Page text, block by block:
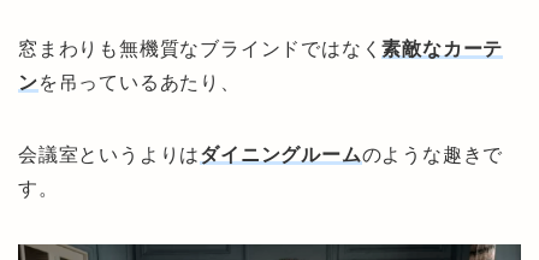
窓まわりも無機質なブラインドではなく素敵なカーテ
ンを吊っているあたり、
会議室というよりはダイニングルームのような趣きで
す。